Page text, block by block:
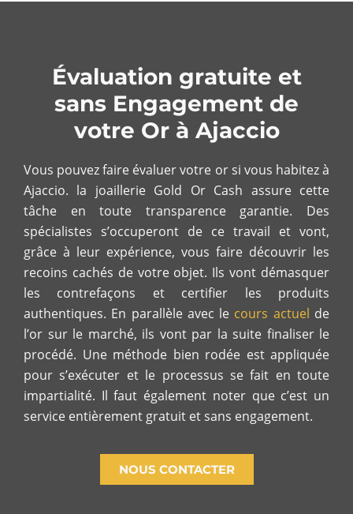
Évaluation gratuite et
sans Engagement de
votre Or à Ajaccio
Vous pouvez faire évaluer votre or si vous habitez à
Ajaccio. la joaillerie Gold Or Cash assure cette
tâche en toute transparence garantie. Des
spécialistes s’occuperont de ce travail et vont,
grâce à leur expérience, vous faire découvrir les
recoins cachés de votre objet. Ils vont démasquer
les contrefaçons et certifier les produits
authentiques. En parallèle avec le cours actuel de
l’or sur le marché, ils vont par la suite finaliser le
procédé. Une méthode bien rodée est appliquée
pour s’exécuter et le processus se fait en toute
impartialité. Il faut également noter que c’est un
service entièrement gratuit et sans engagement.
NOUS CONTACTER